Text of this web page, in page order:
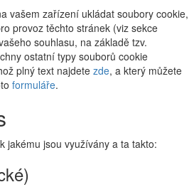
vašem zařízení ukládat soubory cookie,
provoz těchto stránek (viz sekce
souhlasu, na základě tzv.
ostatní typy souborů cookie
plný text najdete zde, a který můžete
formuláře.
jakému jsou využívány a ta takto: